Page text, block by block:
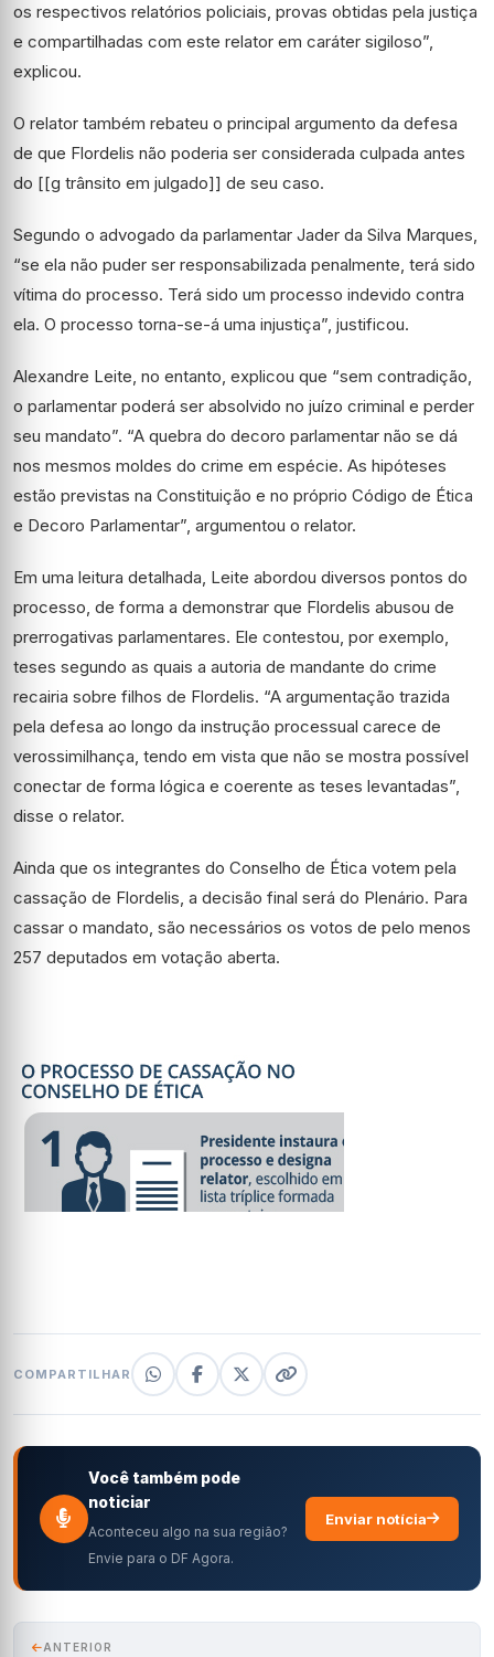
os respectivos relatórios policiais, provas obtidas pela justiça
e compartilhadas com este relator em caráter sigiloso”,
explicou.
O relator também rebateu o principal argumento da defesa
de que Flordelis não poderia ser considerada culpada antes
do [[g trânsito em julgado]] de seu caso.
Segundo o advogado da parlamentar Jader da Silva Marques,
“se ela não puder ser responsabilizada penalmente, terá sido
vítima do processo. Terá sido um processo indevido contra
ela. O processo torna-se-á uma injustiça”, justificou.
Alexandre Leite, no entanto, explicou que “sem contradição,
o parlamentar poderá ser absolvido no juízo criminal e perder
seu mandato”. “A quebra do decoro parlamentar não se dá
nos mesmos moldes do crime em espécie. As hipóteses
estão previstas na Constituição e no próprio Código de Ética
e Decoro Parlamentar”, argumentou o relator.
Em uma leitura detalhada, Leite abordou diversos pontos do
processo, de forma a demonstrar que Flordelis abusou de
prerrogativas parlamentares. Ele contestou, por exemplo,
teses segundo as quais a autoria de mandante do crime
recairia sobre filhos de Flordelis. “A argumentação trazida
pela defesa ao longo da instrução processual carece de
verossimilhança, tendo em vista que não se mostra possível
conectar de forma lógica e coerente as teses levantadas”,
disse o relator.
Ainda que os integrantes do Conselho de Ética votem pela
cassação de Flordelis, a decisão final será do Plenário. Para
cassar o mandato, são necessários os votos de pelo menos
257 deputados em votação aberta.
COMPARTILHAR
Você também pode
noticiar
Aconteceu algo na sua região?
Envie para o DF Agora.
Enviar notícia
ANTERIOR